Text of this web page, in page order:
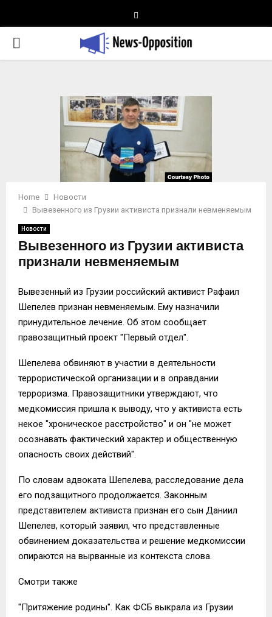
PRIMARY
Home
Новости
Вывезенного из Грузии активиста признали невменяемым
Новости
Вывезенного из Грузии активиста
признали невменяемым
Вывезенный из Грузии российский активист Рафаил
Шепелев признан невменяемым. Ему назначили
принудительное лечение. Об этом сообщает
правозащитный проект "Первый отдел".
Шепелева обвиняют в участии в деятельности
террористической организации и в оправдании
терроризма. Правозащитники утверждают, что
медкомиссия пришла к выводу, что у активиста есть
некое "хроническое расстройство" и он "не может
осознавать фактический характер и общественную
опасность своих действий".
По словам адвоката Шепелева, расследование дела
его подзащитного продолжается. Законным
представителем активиста признан его сын Даниил
Шепелев, который заявил, что представленные
обвинением доказательства и решение медкомиссии
опираются на вырванные из контекста слова.
Смотри также
"Притяжение родины". Как ФСБ выкрала из Грузии